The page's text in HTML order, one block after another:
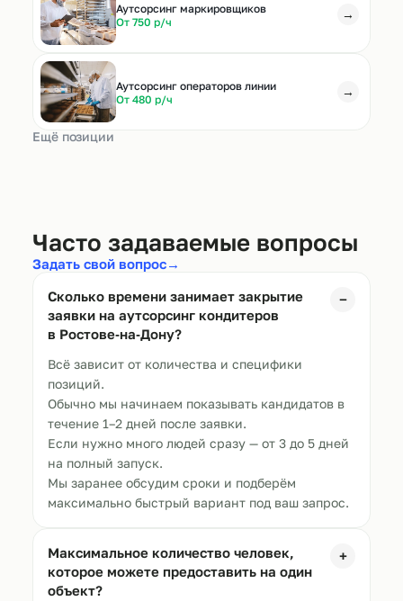
Аутсорсинг маркировщиков
От 750 р/ч
→
Аутсорсинг операторов линии
От 480 р/ч
→
Ещё позиции
Часто задаваемые вопросы
Задать свой вопрос→
Сколько времени занимает закрытие
заявки на аутсорсинг кондитеров
в Ростове‑на‑Дону?
−
Всё зависит от количества и специфики
позиций.
Обычно мы начинаем показывать кандидатов в
течение 1–2 дней после заявки.
Если нужно много людей сразу — от 3 до 5 дней
на полный запуск.
Мы заранее обсудим сроки и подберём
максимально быстрый вариант под ваш запрос.
Максимальное количество человек,
которое можете предоставить на один
объект?
+